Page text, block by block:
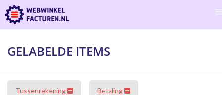
GELABELDE ITEMS
Tussenrekening Betaling